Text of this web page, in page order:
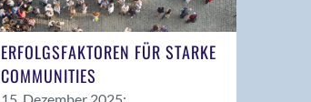
ERFOLGSFAKTOREN FÜR STARKE
COMMUNITIES